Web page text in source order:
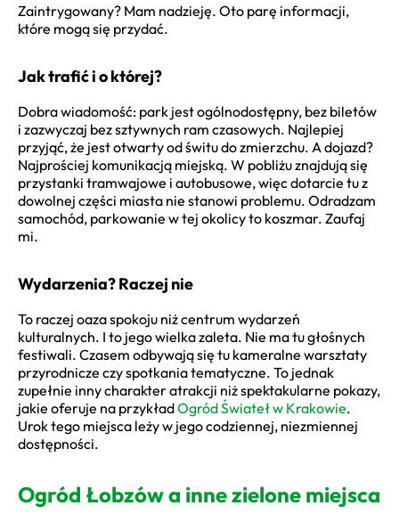
Zaintrygowany? Mam nadzieję. Oto parę informacji,
które mogą się przydać.
Jak trafić i o której?
Dobra wiadomość: park jest ogólnodostępny, bez biletów
i zazwyczaj bez sztywnych ram czasowych. Najlepiej
przyjąć, że jest otwarty od świtu do zmierzchu. A dojazd?
Najprościej komunikacją miejską. W pobliżu znajdują się
przystanki tramwajowe i autobusowe, więc dotarcie tu z
dowolnej części miasta nie stanowi problemu. Odradzam
samochód, parkowanie w tej okolicy to koszmar. Zaufaj
mi.
Wydarzenia? Raczej nie
To raczej oaza spokoju niż centrum wydarzeń
kulturalnych. I to jego wielka zaleta. Nie ma tu głośnych
festiwali. Czasem odbywają się tu kameralne warsztaty
przyrodnicze czy spotkania tematyczne. To jednak
zupełnie inny charakter atrakcji niż spektakularne pokazy,
jakie oferuje na przykładOgród Świateł w Krakowie.
Urok tego miejsca leży w jego codziennej, niezmiennej
dostępności.
Ogród Łobzów a inne zielone miejsca